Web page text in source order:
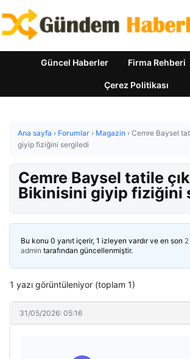
Güncel Haberler Firma Rehberi
Çerez Politikası
Ana sayfa › Forumlar › Magazin › Cemre Baysel
giyip fiziğini sergiledi
Cemre Baysel tatile
Bikinisini giyip fiziğini
Bu konu 0 yanıt içerir, 1 izleyen vardır ve en son
admin tarafından güncellenmiştir.
1 yazı görüntüleniyor (toplam 1)
31/05/2026: 05:16